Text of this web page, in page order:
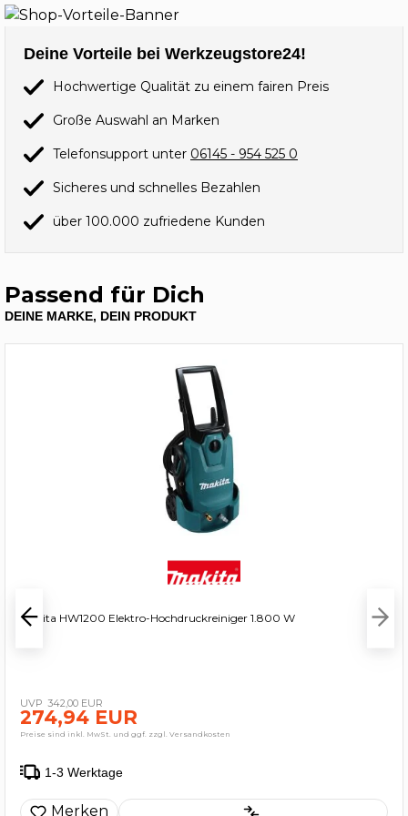
Deine Vorteile bei Werkzeugstore24!
Hochwertige Qualität zu einem fairen Preis
Große Auswahl an Marken
Telefonsupport unter 06145 - 954 525 0
Sicheres und schnelles Bezahlen
über 100.000 zufriedene Kunden
Passend für Dich
DEINE MARKE, DEIN PRODUKT
Makita HW1200 Elektro-Hochdruckreiniger 1.800 W
342,00 EUR
274,94 EUR
Preise sind inkl. MwSt. und ggf. zzgl. Versandkosten
1-3 Werktage
Merken